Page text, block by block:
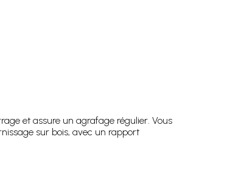
et assure un agrafage régulier. Vous
sur bois, avec un rapport